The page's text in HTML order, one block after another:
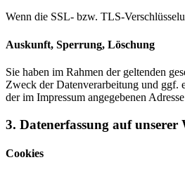
Wenn die SSL- bzw. TLS-
Auskunft, Sperrung, Löschung
Sie haben im Rahmen der geltenden
Zweck der Datenverarbeitung und ggf.
der im Impressum angegebenen
3. Datenerfassung auf unserer
Cookies